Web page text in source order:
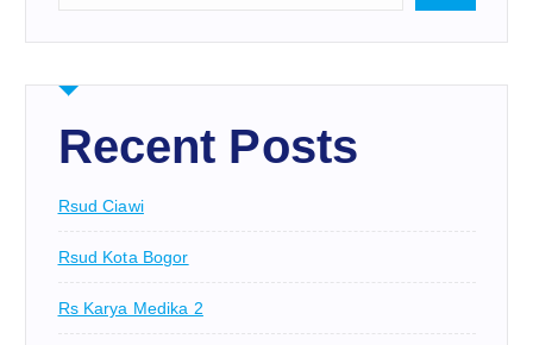
Recent Posts
Rsud Ciawi
Rsud Kota Bogor
Rs Karya Medika 2